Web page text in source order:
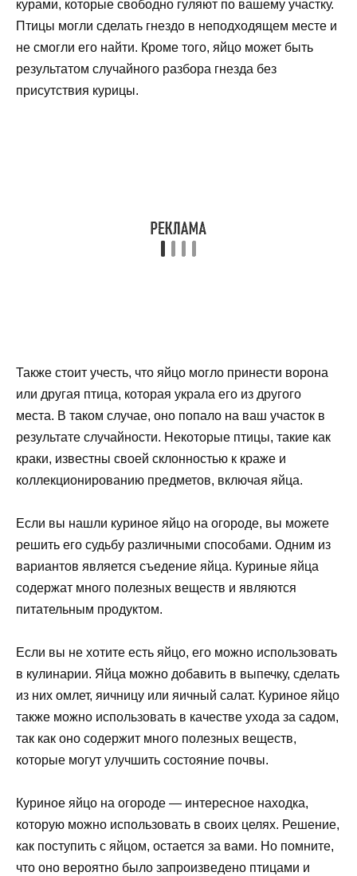
курами, которые свободно гуляют по вашему участку.
Птицы могли сделать гнездо в неподходящем месте и
не смогли его найти. Кроме того, яйцо может быть
результатом случайного разбора гнезда без
присутствия курицы.
Также стоит учесть, что яйцо могло принести ворона
или другая птица, которая украла его из другого
места. В таком случае, оно попало на ваш участок в
результате случайности. Некоторые птицы, такие как
краки, известны своей склонностью к краже и
коллекционированию предметов, включая яйца.
Если вы нашли куриное яйцо на огороде, вы можете
решить его судьбу различными способами. Одним из
вариантов является съедение яйца. Куриные яйца
содержат много полезных веществ и являются
питательным продуктом.
Если вы не хотите есть яйцо, его можно использовать
в кулинарии. Яйца можно добавить в выпечку, сделать
из них омлет, яичницу или яичный салат. Куриное яйцо
также можно использовать в качестве ухода за садом,
так как оно содержит много полезных веществ,
которые могут улучшить состояние почвы.
Куриное яйцо на огороде — интересное находка,
которую можно использовать в своих целях. Решение,
как поступить с яйцом, остается за вами. Но помните,
что оно вероятно было запроизведено птицами и